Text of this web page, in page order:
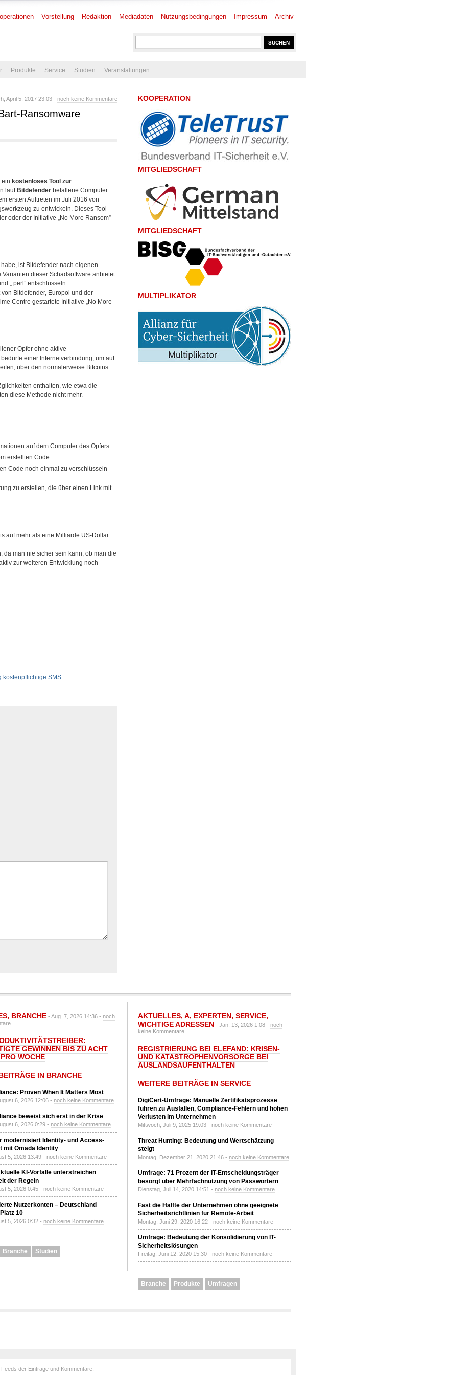
Vorstellung Redaktion Mediadaten Nutzungsbedingungen Impressum Archiv
Produkte Service Studien Veranstaltungen
April 5, 2017 23:03 - noch keine Kommentare
Ransomware
ein kostenloses Tool zur
laut Bitdefender befallene Computer
ersten Auftreten im Juli 2016 von
zu entwickeln. Dieses Tool
oder der Initiative „No More Ransom”
ist Bitdefender nach eigenen
dieser Schadsoftware anbietet:
„.perl” entschlüsseln.
Bitdefender, Europol und der
Centre gestartete Initiative „No More
Opfer ohne aktive
einer Internetverbindung, um auf
über den normalerweise Bitcoins
enthalten, wie etwa die
diese Methode nicht mehr.
auf dem Computer des Opfers.
erstellten Code.
Code noch einmal zu verschlüsseln –
zu erstellen, die über einen Link mit
auf mehr als eine Milliarde US-Dollar
da man nie sicher sein kann, ob man die
zur weiteren Entwicklung noch
kostenpflichtige SMS
KOOPERATION
MITGLIEDSCHAFT
MITGLIEDSCHAFT
MULTIPLIKATOR
, BRANCHE - Aug. 7, 2026 14:36 - noch
GEWINNEN BIS ZU ACHT
WOCHE
IN BRANCHE
Proven When It Matters Most
6, 2026 12:06 - noch keine Kommentare
beweist sich erst in der Krise
6, 2026 0:29 - noch keine Kommentare
modernisiert Identity- und Access-
mit Omada Identity
5, 2026 13:49 - noch keine Kommentare
KI-Vorfälle unterstreichen
der Regeln
5, 2026 0:45 - noch keine Kommentare
Nutzerkonten – Deutschland
10
5, 2026 0:32 - noch keine Kommentare
Branche Studien
AKTUELLES, A, EXPERTEN, SERVICE,
WICHTIGE ADRESSEN - Jan. 13, 2026 1:08 - noch
keine Kommentare
REGISTRIERUNG BEI ELEFAND: KRISEN-
UND KATASTROPHENVORSORGE BEI
AUSLANDSAUFENTHALTEN
WEITERE BEITRÄGE IN SERVICE
DigiCert-Umfrage: Manuelle Zertifikatsprozesse
führen zu Ausfällen, Compliance-Fehlern und hohen
Verlusten im Unternehmen
Mittwoch, Juli 9, 2025 19:03 - noch keine Kommentare
Threat Hunting: Bedeutung und Wertschätzung
steigt
Montag, Dezember 21, 2020 21:46 - noch keine Kommentare
Umfrage: 71 Prozent der IT-Entscheidungsträger
besorgt über Mehrfachnutzung von Passwörtern
Dienstag, Juli 14, 2020 14:51 - noch keine Kommentare
Fast die Hälfte der Unternehmen ohne geeignete
Sicherheitsrichtlinien für Remote-Arbeit
Montag, Juni 29, 2020 16:22 - noch keine Kommentare
Umfrage: Bedeutung der Konsolidierung von IT-
Sicherheitslösungen
Freitag, Juni 12, 2020 15:30 - noch keine Kommentare
Branche Produkte Umfragen
der Einträge und Kommentare